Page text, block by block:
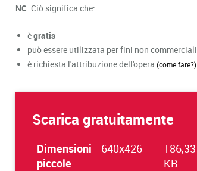
NC. Ciò significa che:
ègratis
può essere utilizzata per fini non commerciali
è richiesta l'attribuzione dell'opera (come fare?)
Scarica gratuitamente
Dimensioni
piccole
640x426
186,33
KB